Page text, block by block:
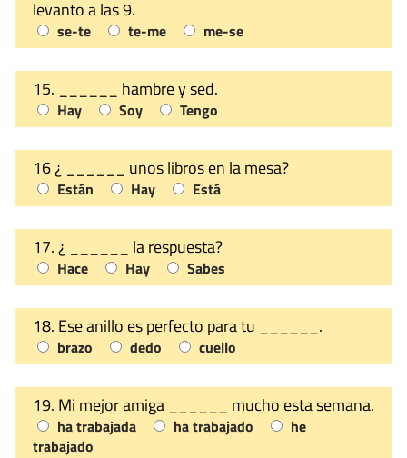
levanto a las 9.
se-te te-me me-se
15. ______ hambre y sed.
Hay Soy Tengo
16 ¿ ______ unos libros en la mesa?
Están Hay Está
17. ¿ ______ la respuesta?
Hace Hay Sabes
18. Ese anillo es perfecto para tu ______.
brazo dedo cuello
19. Mi mejor amiga ______ mucho esta semana.
ha trabajada ha trabajado
he
trabajado